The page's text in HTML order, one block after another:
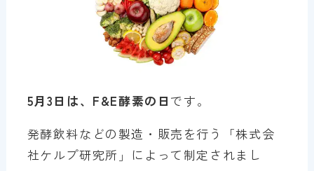
5月3日は、F&E酵素の日 です。
発酵飲料などの製造・販売を行う「株式会
社ケルプ研究所」によって制定されまし